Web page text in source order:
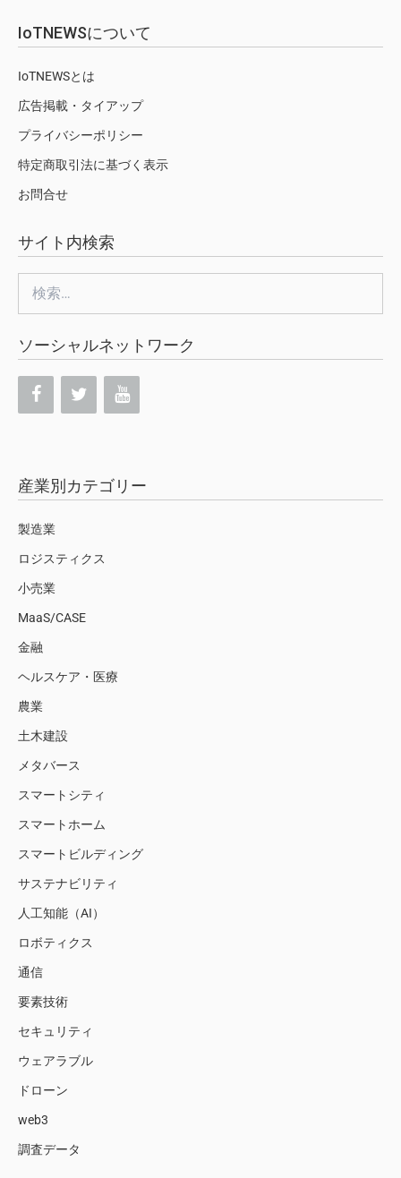
IoTNEWSについて
IoTNEWSとは
広告掲載・タイアップ
プライバシーポリシー
特定商取引法に基づく表示
お問合せ
サイト内検索
索:
ソーシャルネットワーク
産業別カテゴリー
製造業
ロジスティクス
小売業
MaaS/CASE
金融
ヘルスケア・医療
農業
土木建設
メタバース
スマートシティ
スマートホーム
スマートビルディング
サステナビリティ
人工知能（AI）
ロボティクス
通信
要素技術
セキュリティ
ウェアラブル
ドローン
web3
調査データ